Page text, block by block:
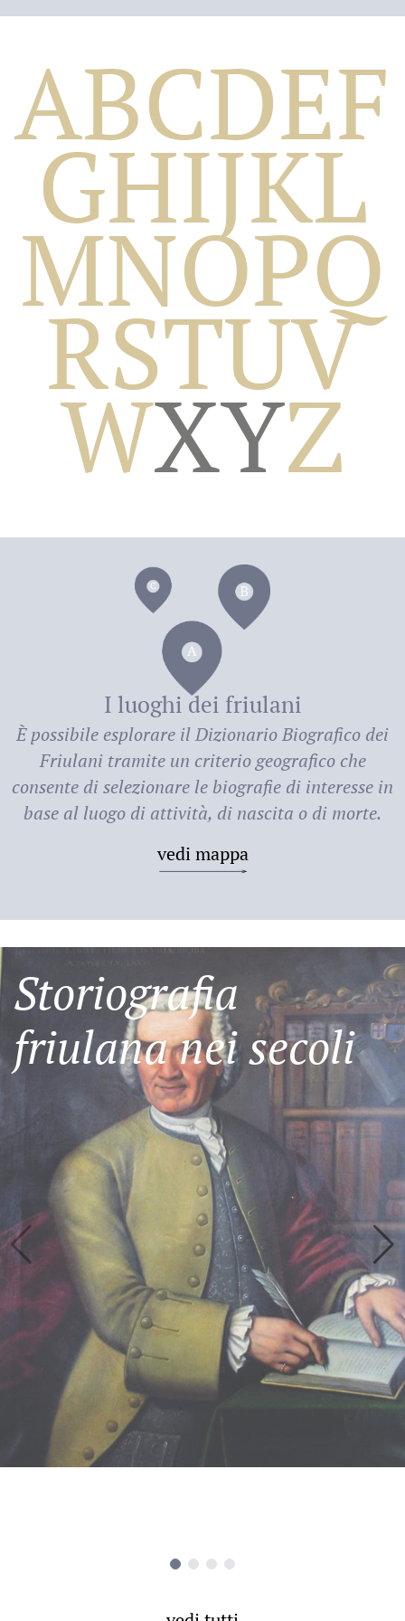
Biografico
dei
Friulani
ABCDEF
GHIJKL
MNOPQ
RSTUV
WXYZ
I luoghi dei friulani
È possibile esplorare ilDizionario Biografico dei
Friulani tramite un criterio geografico che
consente di selezionare le biografie di interesse in
base al luogo di attività, di nascita o di morte.
vedi mappa
Storiografia
friulana nei secoli